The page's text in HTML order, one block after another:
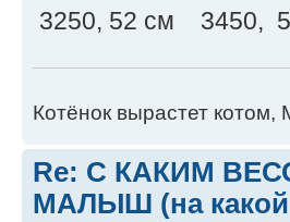
3250, 52 см 3450,
Котёнок вырастет
Re: С КАКИМ
МАЛЫШ (на какой